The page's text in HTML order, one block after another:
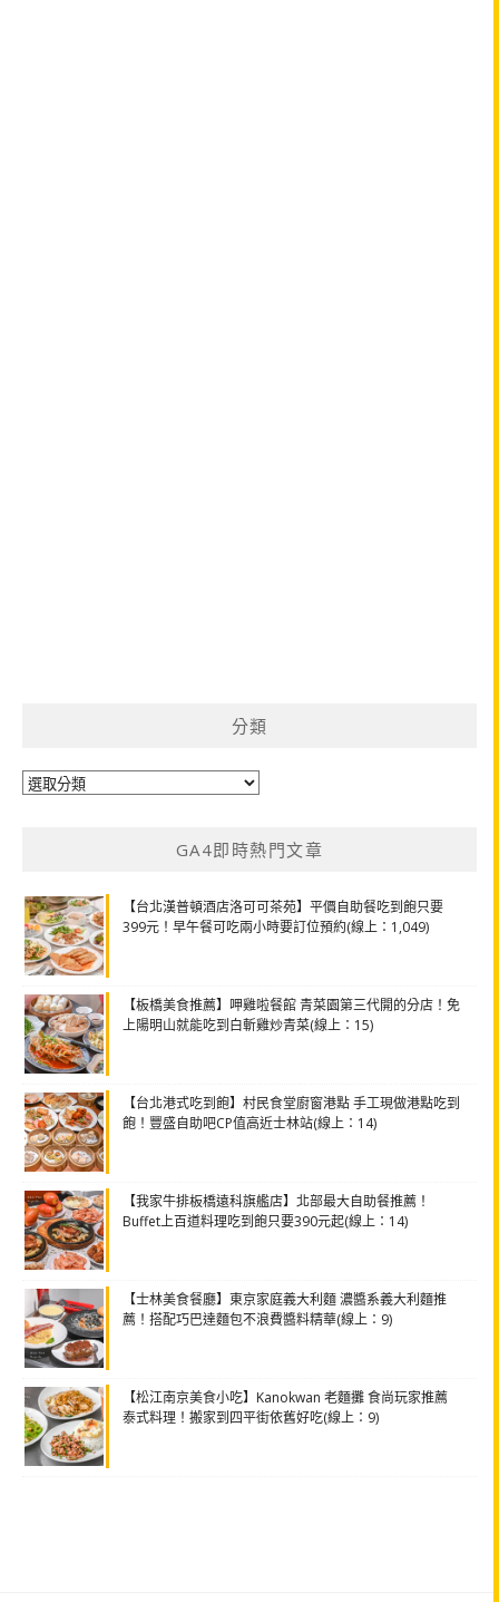
分類
分
GA4即時熱門文章
【台北漢普頓酒店洛可可茶苑】平價自助餐吃到飽只要
399元！早午餐可吃兩小時要訂位預約(線上：1,049)
【板橋美食推薦】呷雞啦餐館 青菜園第三代開的分店！免
上陽明山就能吃到白斬雞炒青菜(線上：15)
【台北港式吃到飽】村民食堂廚窗港點 手工現做港點吃到
飽！豐盛自助吧CP值高近士林站(線上：14)
【我家牛排板橋遠科旗艦店】北部最大自助餐推薦！
Buffet上百道料理吃到飽只要390元起(線上：14)
【士林美食餐廳】東京家庭義大利麵 濃醬系義大利麵推
薦！搭配巧巴達麵包不浪費醬料精華(線上：9)
【松江南京美食小吃】Kanokwan 老麵攤 食尚玩家推薦
泰式料理！搬家到四平街依舊好吃(線上：9)